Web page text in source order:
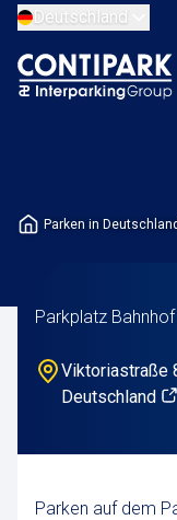
Deutschland
Parken in Deutschland
Parkplatz
Viktoriastraße
Deutschland
Parken auf dem